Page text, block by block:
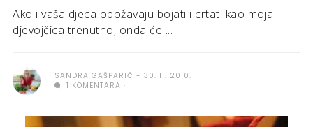
Ako i vaša djeca obožavaju bojati i crtati kao moja
djevojčica trenutno, onda će ...
SANDRA GAŠPARIĆ
30. 11. 2010.
1 KOMENTARA